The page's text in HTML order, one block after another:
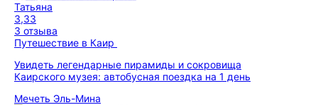
Татьяна
3,33
3 отзыва
Путешествие в Каир
Увидеть легендарные пирамиды и сокровища
Каирского музея: автобусная поездка на 1 день
Мечеть Эль-Мина